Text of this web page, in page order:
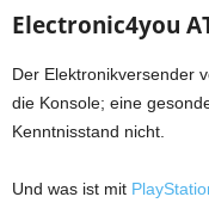
Electronic4you
Der Elektronikversender
die Konsole; eine
Kenntnisstand nicht.
Und was ist mit